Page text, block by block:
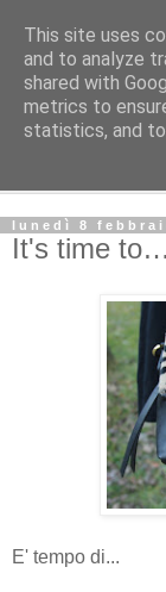
La
By Marta Bardelli
lunedì 8
It's time
E' tempo di...
This site uses
and to analyze
shared with
metrics to
statistics, and